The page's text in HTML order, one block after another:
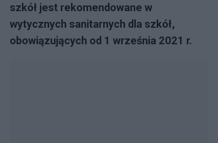
szkół jest rekomendowane w
wytycznych sanitarnych dla szkół,
obowiązujących od 1 września 2021 r.